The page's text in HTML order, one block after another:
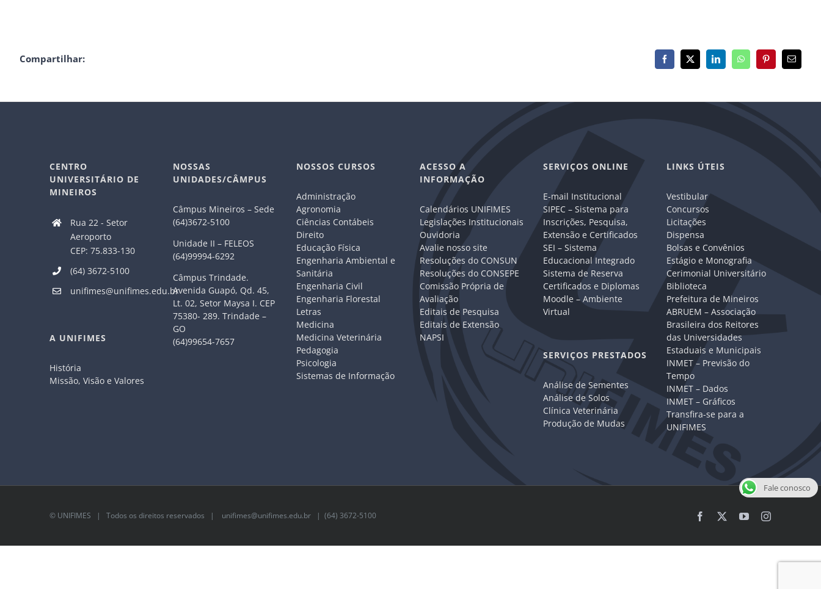
Compartilhar: Facebook
X LinkedInWhatsAppPinterest
E-
mail
CENTRO
UNIVERSITÁRIO DE
MINEIROS
Rua 22 - Setor
Aeroporto
CEP: 75.833-130
(64) 3672-5100
unifimes@unifimes.edu.br
A UNIFIMES
História
Missão, Visão e Valores
NOSSAS
UNIDADES/CÂMPUS
Câmpus Mineiros – Sede
(64)3672-5100
Unidade II – FELEOS
(64)99994-6292
Câmpus Trindade.
Avenida Guapó, Qd. 45,
Lt. 02, Setor Maysa I. CEP
75380- 289. Trindade –
GO
(64)99654-7657
NOSSOS CURSOS
Administração
Agronomia
Ciências Contábeis
Direito
Educação Física
Engenharia Ambiental e
Sanitária
Engenharia Civil
Engenharia Florestal
Letras
Medicina
Medicina Veterinária
Pedagogia
Psicologia
Sistemas de Informação
ACESSO A
INFORMAÇÃO
Calendários UNIFIMES
Legislações Institucionais
Ouvidoria
Avalie nosso site
Resoluções do CONSUN
Resoluções do CONSEPE
Comissão Própria de
Avaliação
Editais de Pesquisa
Editais de Extensão
NAPSI
SERVIÇOS ONLINE
E-mail Institucional
SIPEC – Sistema para
Inscrições, Pesquisa,
Extensão e Certificados
SEI – Sistema
Educacional Integrado
Sistema de Reserva
Certificados e Diplomas
Moodle – Ambiente
Virtual
SERVIÇOS PRESTADOS
Análise de Sementes
Análise de Solos
Clínica Veterinária
Produção de Mudas
LINKS ÚTEIS
Vestibular
Concursos
Licitações
Dispensa
Bolsas e Convênios
Estágio e Monografia
Cerimonial Universitário
Biblioteca
Prefeitura de Mineiros
ABRUEM – Associação
Brasileira dos Reitores
das Universidades
Estaduais e Municipais
INMET – Previsão do
Tempo
INMET – Dados
INMET – Gráficos
Transfira-se para a
UNIFIMES
© UNIFIMES | Todos os direitos reservados | unifimes@unifimes.edu.br | (64) 3672-5100 Facebook YouTubeInstagram
Fale conosco